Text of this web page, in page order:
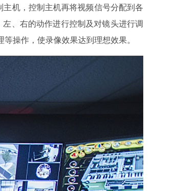
机，控制主机再将视频信号分配到各
、右的动作进行控制及对镜头进行调
操作，使录像效果达到理想效果。